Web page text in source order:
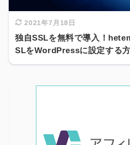
2021年7月18日
独自SSLを無料で導入！
SLをWordPressに設定する